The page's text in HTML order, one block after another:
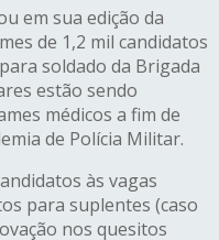
em sua edição da
de 1,2 mil candidatos
soldado da Brigada
estão sendo
médicos a fim de
de Polícia Militar.
às vagas
para suplentes (caso
nos quesitos